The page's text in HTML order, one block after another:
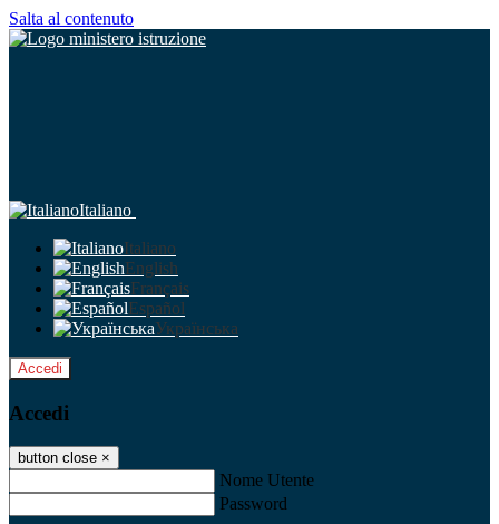
Salta al contenuto
Italiano
Italiano
English
Français
Español
Українська
Accedi
Accedi
button close ×
Nome Utente
Password